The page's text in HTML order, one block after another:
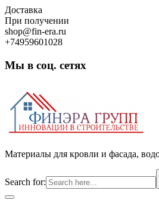
Skip
to
content
Доставка
При получении
shop@fin-era.ru
+74959601028
Мы в соц. сетях
Материалы для кровли и фасада,
Search for: